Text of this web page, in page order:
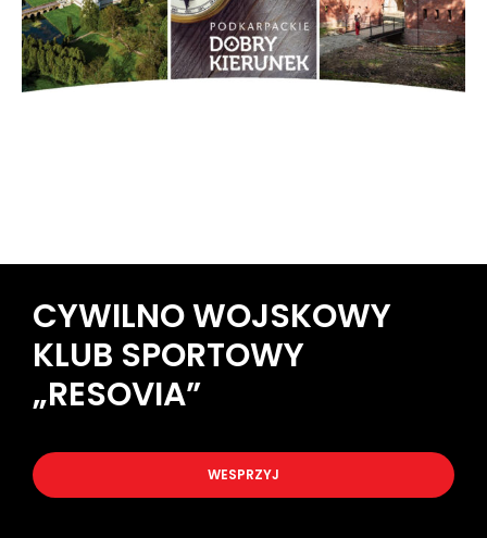
CYWILNO WOJSKOWY
KLUB SPORTOWY
„RESOVIA”
WESPRZYJ